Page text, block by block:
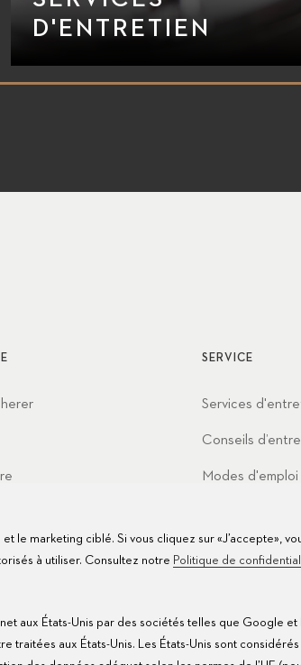
D'ENTRETIEN
SERVICE
Services
Conseils
Modes d'emploi
Centres de
le marketing ciblé. Si vous cliquez sur «J’accepte»,
à utiliser. Consultez notre Politique de
aux États-Unis par des sociétés telles que Google et
traitées aux États-Unis. Les États-Unis sont